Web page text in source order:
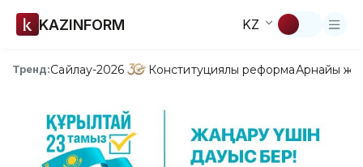
KAZINFORM KZ
Тренд:Сайлау-2026 Конституциялық реформаАрнайы